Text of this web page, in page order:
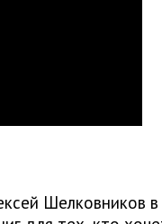
Шелковников